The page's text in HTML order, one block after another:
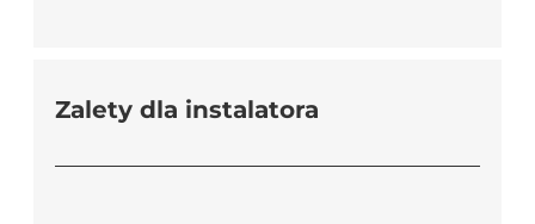
Zalety dla instalatora